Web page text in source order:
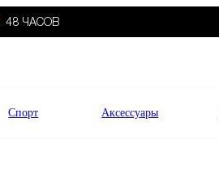
48 ЧАСОВ
Спорт Аксессуары